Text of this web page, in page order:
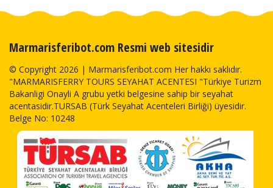
Marmarisferibot.com Resmi web sitesidir
© Copyright 2026 | Marmarisferibot.com Her hakkı saklıdır.
"MARMARISFERRY TOURS SEYAHAT ACENTESI "Türkiye Turizm
Bakanligi Onayli A grubu yetki belgesine sahip bir seyahat
acentasidir.TURSAB (Türk Seyahat Acenteleri Birliği) üyesidir.
Belge No: 10248